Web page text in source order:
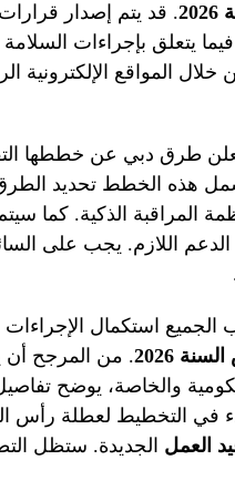
. قد يتم إصدار
يتعلق بإجراءات
خلال المواقع الإلكترونية
طرق دبي عن خططها
هذه الخطط تحديد الطرق
المراقبة الذكية.
الدعم اللازم. يجب على
استكمال الإجراءات
2026
. من المرجح أن
والخاصة، يوضح
في التخطيط لعطلة رأس
العمل الجديدة. ستظل